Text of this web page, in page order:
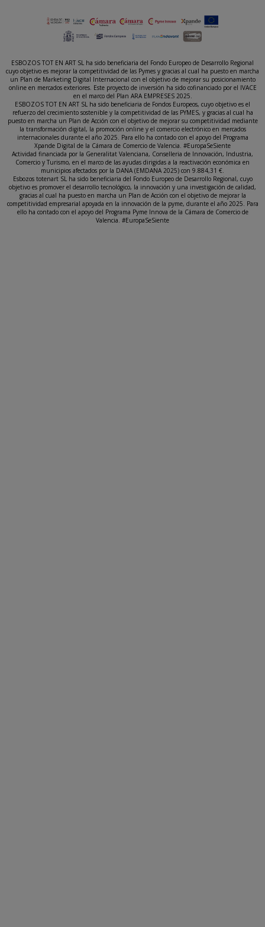
ESBOZOS TOT EN ART SL ha sido beneficiaria del Fondo Europeo de Desarrollo Regional
cuyo objetivo es mejorar la competitividad de las Pymes y gracias al cual ha puesto en marcha
un Plan de Marketing Digital Internacional con el objetivo de mejorar su posicionamiento
online en mercados exteriores. Este proyecto de inversión ha sido cofinanciado por el IVACE
en el marco del Plan ARA EMPRESES 2025.
ESBOZOS TOT EN ART SL ha sido beneficiaria de Fondos Europeos, cuyo objetivo es el
refuerzo del crecimiento sostenible y la competitividad de las PYMES, y gracias al cual ha
puesto en marcha un Plan de Acción con el objetivo de mejorar su competitividad mediante
la transformación digital, la promoción online y el comercio electrónico en mercados
internacionales durante el año 2025. Para ello ha contado con el apoyo del Programa
Xpande Digital de la Cámara de Comercio de Valencia. #EuropaSeSiente
Actividad financiada por la Generalitat Valenciana, Conselleria de Innovación, Industria,
Comercio y Turismo, en el marco de las ayudas dirigidas a la reactivación económica en
municipios afectados por la DANA (EMDANA 2025) con 9.884,31 €.
Esbozos totenart SL ha sido beneficiaria del Fondo Europeo de Desarrollo Regional, cuyo
objetivo es promover el desarrollo tecnológico, la innovación y una investigación de calidad,
gracias al cual ha puesto en marcha un Plan de Acción con el objetivo de mejorar la
competitividad empresarial apoyada en la innovación de la pyme, durante el año 2025. Para
ello ha contado con el apoyo del Programa Pyme Innova de la Cámara de Comercio de
Valencia. #EuropaSeSiente